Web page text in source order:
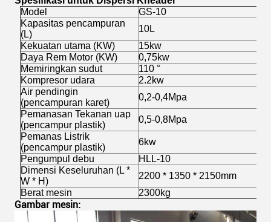
Model
GS-10
Kapasitas pencampuran
(L)
10L
Kekuatan utama (KW)
15kw
Daya Rem Motor (KW)
0,75kw
Memiringkan sudut
110 °
Kompresor udara
2.2kw
Air pendingin
(pencampuran karet)
0,2-0,4Mpa
Pemanasan Tekanan uap
(pencampur plastik)
0,5-0,8Mpa
Pemanas Listrik
(pencampur plastik)
6kw
Pengumpul debu
HLL-10
Dimensi Keseluruhan (L *
W * H)
2200 * 1350 * 2150mm
Berat mesin
2300kg
Gambar mesin: